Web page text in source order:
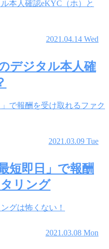
2021.04.14 Wed
デジタル本人確
2021.03.09 Tue
短即日」で報酬
リング
2021.03.08 Mon